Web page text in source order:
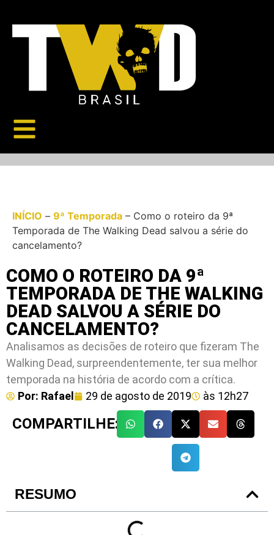
INÍCIO – 9ª Temporada – Como o roteiro da 9ª
Temporada de The Walking Dead salvou a série do
cancelamento?
COMO O ROTEIRO DA 9ª
TEMPORADA DE THE WALKING
DEAD SALVOU A SÉRIE DO
CANCELAMENTO?
Analisamos as decisões de roteiro que fizeram The
Walking Dead, surpreendentemente, ter sua melhor
temporada na história de acordo com a crítica.
Por: Rafael 29 de agosto de 2019 às 12h27
COMPARTILHE:
RESUMO